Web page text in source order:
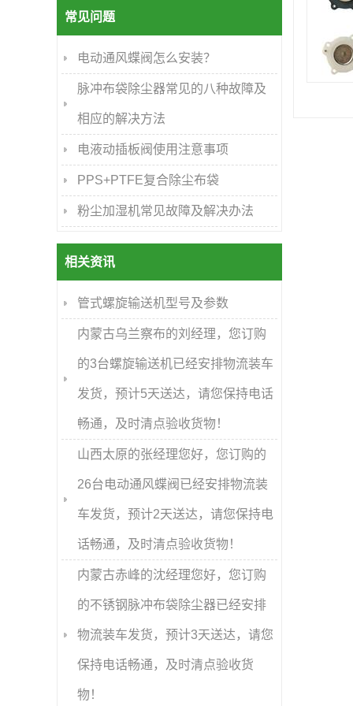
常见问题
电动通风蝶阀怎么安装？
脉冲布袋除尘器常见的八种故障及
相应的解决方法
电液动插板阀使用注意事项
PPS+PTFE复合除尘布袋
粉尘加湿机常见故障及解决办法
相关资讯
管式螺旋输送机型号及参数
内蒙古乌兰察布的刘经理，您订购
的3台螺旋输送机已经安排物流装车
发货，预计5天送达，请您保持电话
畅通，及时清点验收货物！
山西太原的张经理您好，您订购的
26台电动通风蝶阀已经安排物流装
车发货，预计2天送达，请您保持电
话畅通，及时清点验收货物！
内蒙古赤峰的沈经理您好，您订购
的不锈钢脉冲布袋除尘器已经安排
物流装车发货，预计3天送达，请您
保持电话畅通，及时清点验收货
物！